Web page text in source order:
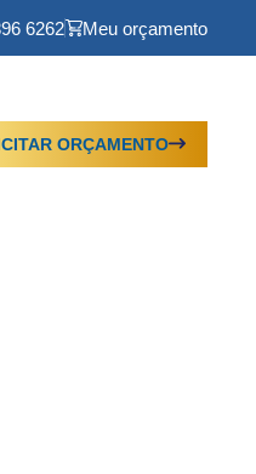
6262 Meu orçamento
ORÇAMENTO